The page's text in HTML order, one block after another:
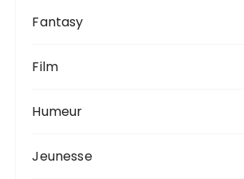
Fantasy
Film
Humeur
Jeunesse